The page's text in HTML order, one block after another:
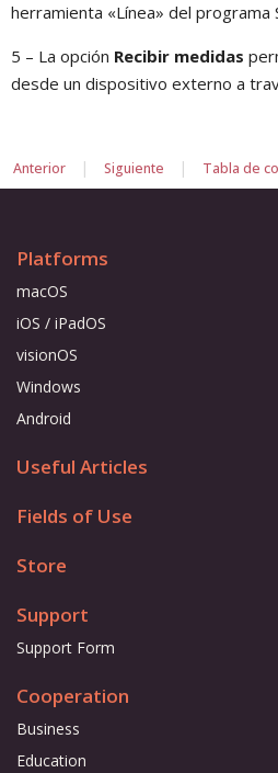
herramienta «Línea» del
5 – La opción Recibir medidas
desde un dispositivo externo a
Anterior | Siguiente | Tabla de
Platforms
macOS
iOS / iPadOS
visionOS
Windows
Android
Useful Articles
Fields of Use
Store
Support
Support Form
Cooperation
Business
Education